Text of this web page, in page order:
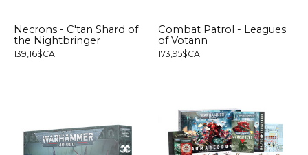
Necrons - C'tan Shard of
the Nightbringer
139,16$CA
Combat Patrol - Leagues
of Votann
173,95$CA